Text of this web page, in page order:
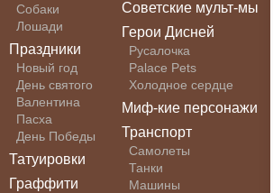
Собаки
Лошади
Праздники
Новый год
День святого
Валентина
Пасха
День Победы
Татуировки
Граффити
Советские мульт-мы
Герои Дисней
Русалочка
Palace Pets
Холодное сердце
Миф-кие персонажи
Транспорт
Самолеты
Танки
Машины